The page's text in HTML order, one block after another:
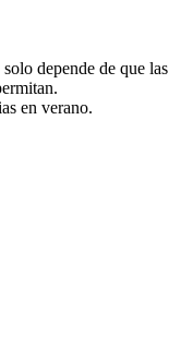
depende de que las
en verano.